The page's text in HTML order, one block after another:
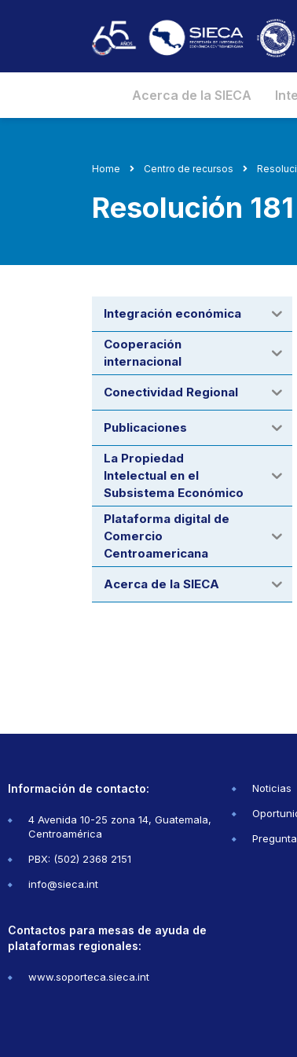
Acerca de la SIECA
Home Centro de recursos
Resolución
Integración económica
Cooperación
internacional
Conectividad Regional
Publicaciones
La Propiedad
Intelectual en el
Subsistema Económico
Plataforma digital de
Comercio
Centroamericana
Acerca de la SIECA
Información de contacto:
4 Avenida 10-25 zona 14, Guatemala,
Centroamérica
PBX: (502) 2368 2151
info@sieca.int
Contactos para mesas de ayuda de
plataformas regionales:
www.soporteca.sieca.int
Noticias